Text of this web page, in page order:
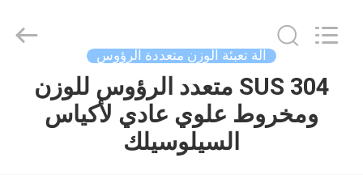
بيت
EQUIPMENT
آلة تعبئة الوزن متعددة الرؤوس
SUS 304 متعدد الرؤوس للوزن
ومخروط علوي عادي لأكياس
السيلوسيلك